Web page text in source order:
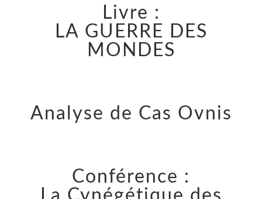
Livre :
LA GUERRE DES
MONDES
Analyse de Cas Ovnis
Conférence :